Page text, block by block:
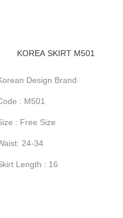
KOREA SKIRT M501
Design Brand
: M501
: Free Size
24-34
Length : 16